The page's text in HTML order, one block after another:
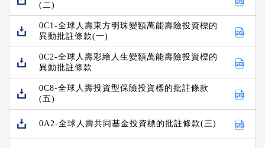
(二)
0C1-全球人壽東方明珠變額萬能壽險投資標的
異動批註條款(一)
0C2-全球人壽彩繪人生變額萬能壽險投資標的
異動批註條款
0C8-全球人壽投資型保險投資標的批註條款
(五)
0A2-全球人壽共同基金投資標的批註條款(三)